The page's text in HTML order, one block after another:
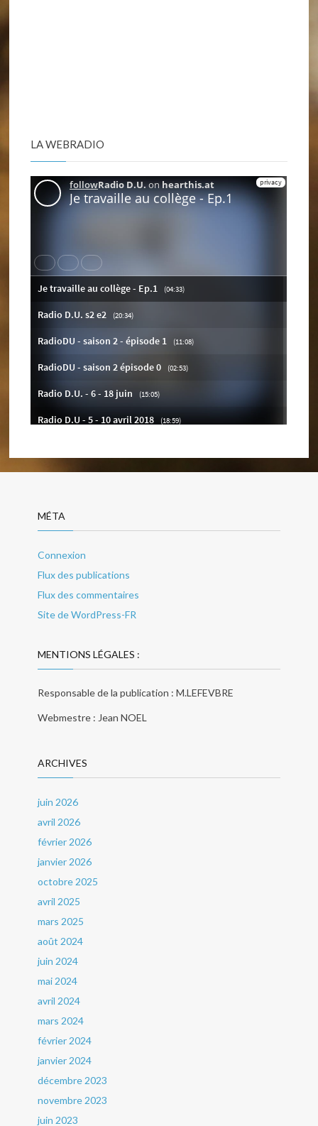
LA WEBRADIO
MÉTA
Connexion
Flux des publications
Flux des commentaires
Site de WordPress-FR
MENTIONS LÉGALES :
Responsable de la publication : M.LEFEVBRE
Webmestre : Jean NOEL
ARCHIVES
juin 2026
avril 2026
février 2026
janvier 2026
octobre 2025
avril 2025
mars 2025
août 2024
juin 2024
mai 2024
avril 2024
mars 2024
février 2024
janvier 2024
décembre 2023
novembre 2023
juin 2023